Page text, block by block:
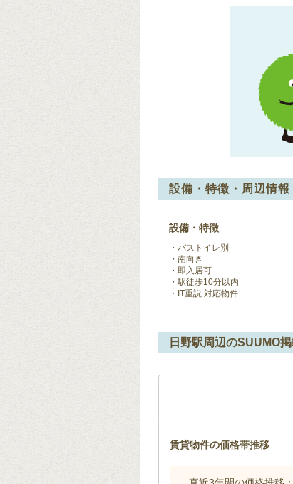
設備・特徴・周辺情報
設備・特徴
バストイレ別
南向き
即入居可
駅徒歩10分以内
IT重説 対応物件
日野駅周辺のSUUMO
賃貸物件の価格帯推移